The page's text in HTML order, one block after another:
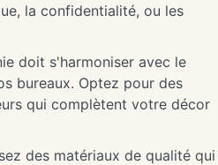
la confidentialité, ou les
doit s'harmoniser avec le
bureaux. Optez pour des
qui complètent votre décor
des matériaux de qualité qui